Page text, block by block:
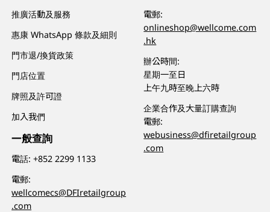
推廣活動及服務
惠康 WhatsApp 條款及細則
門市退/換貨政策
門店位置
牌照及許可證
加入我們
一般查詢
電話:+852 2299 1133
電郵:
wellcomecs@DFIretailgroup
.com
電郵:
onlineshop@wellcome.com
.hk
辦公時間:
星期一至日
上午九時至晚上六時
企業合作及大量訂購查詢
電郵:
webusiness@dfiretailgroup
.com